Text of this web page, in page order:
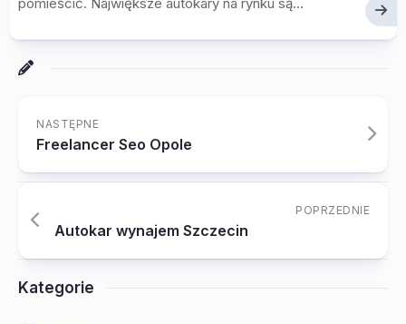
NASTĘPNE
Freelancer Seo Opole
POPRZEDNIE
Autokar wynajem Szczecin
Kategorie